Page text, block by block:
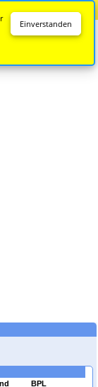
BPL
Einverstanden